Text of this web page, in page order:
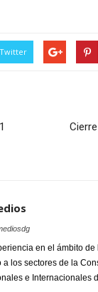
Twitter
en el ámbito
los sectores de la
e Internacionales